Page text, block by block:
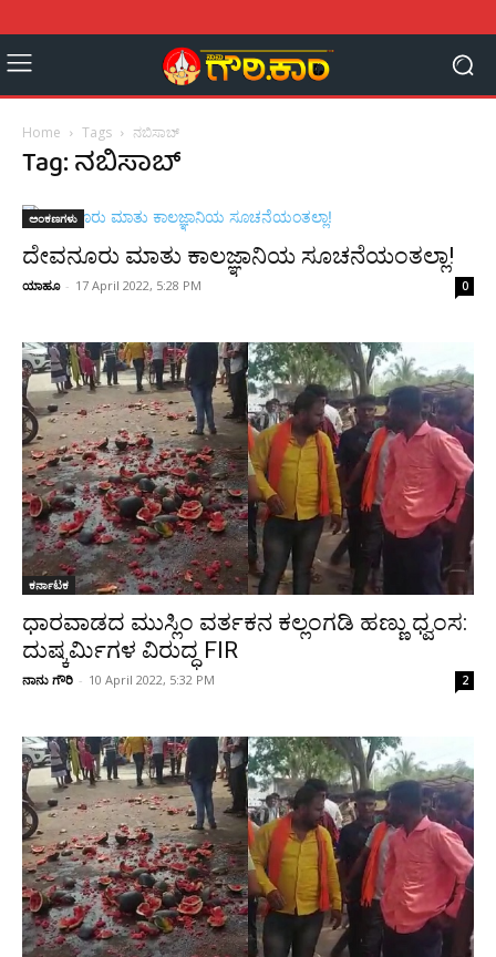
Home Tags ನಬಿಸಾಬ್‌
Tag: ನಬಿಸಾಬ್‌
ಅಂಕಣಗಳು
ದೇವನೂರು ಮಾತು ಕಾಲಜ್ಞಾನಿಯ ಸೂಚನೆಯಂತಲ್ಲಾ!
ಯಾಹೂ - 17 April 2022, 5:28 PM 0
ಕರ್ನಾಟಕ
ಧಾರವಾಡದ ಮುಸ್ಲಿಂ ವರ್ತಕನ ಕಲ್ಲಂಗಡಿ ಹಣ್ಣು ಧ್ವಂಸ:
ದುಷ್ಕರ್ಮಿಗಳ ವಿರುದ್ಧ FIR
ನಾನು ಗೌರಿ - 10 April 2022, 5:32 PM 2